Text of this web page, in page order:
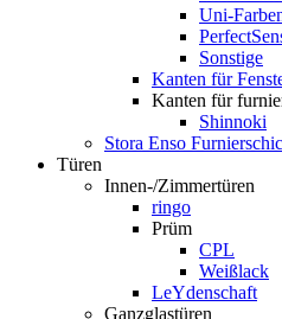
Uni-
Sonstige
Kanten für
Kanten für
Shinnoki
Stora Enso
Türen
Innen-/Zimmertüren
ringo
Prüm
CPL
Weißlack
LeYdenschaft
Ganzglastüren